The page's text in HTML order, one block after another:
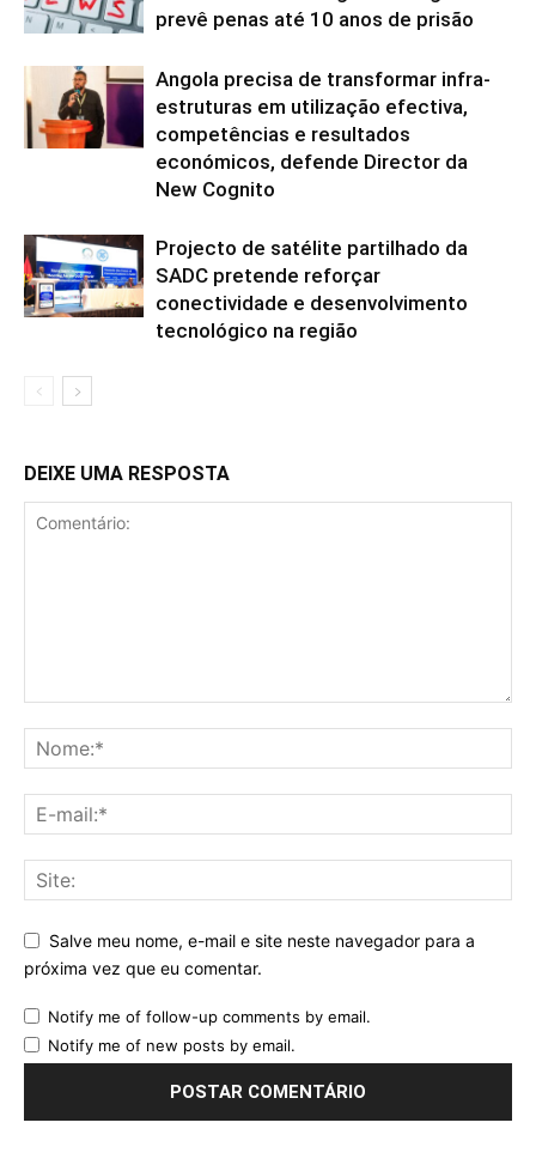
prevê penas até 10 anos de prisão
Angola precisa de transformar infra-
estruturas em utilização efectiva,
competências e resultados
económicos, defende Director da
New Cognito
Projecto de satélite partilhado da
SADC pretende reforçar
conectividade e desenvolvimento
tecnológico na região
DEIXE UMA RESPOSTA
Salve meu nome, e-mail e site neste navegador para a
próxima vez que eu comentar.
Notify me of follow-up comments by email.
Notify me of new posts by email.